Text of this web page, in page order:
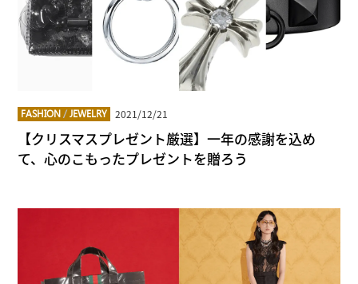
FASHION /JEWELRY 2021/12/21
【クリスマスプレゼント厳選】一年の感謝を込め
て、心のこもったプレゼントを贈ろう